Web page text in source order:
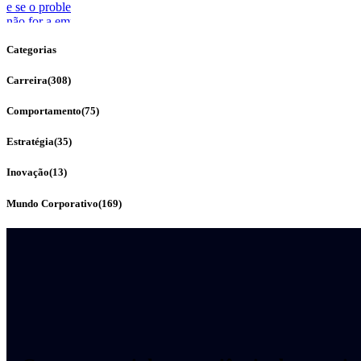
Categorias
Carreira(308)
Comportamento(75)
Estratégia(35)
Inovação(13)
Mundo Corporativo(169)